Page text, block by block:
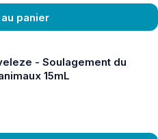
panier
- Soulagement du
15mL